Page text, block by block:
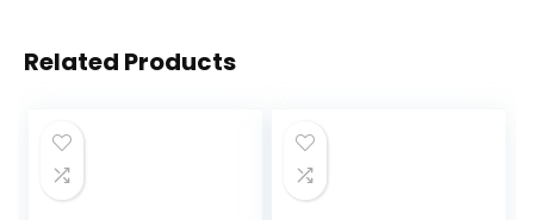
Related Products